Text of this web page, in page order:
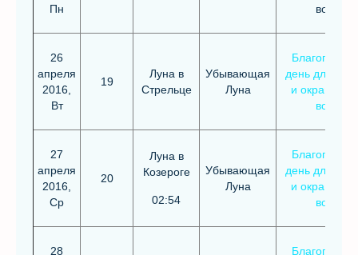
Пн
волос
26
апреля
2016,
Вт
19
Луна в
Стрельце
Убывающая
Луна
день для
и
волос
27
апреля
2016,
Ср
20
Луна в
Козероге
02:54
Убывающая
Луна
день для
и
волос
28